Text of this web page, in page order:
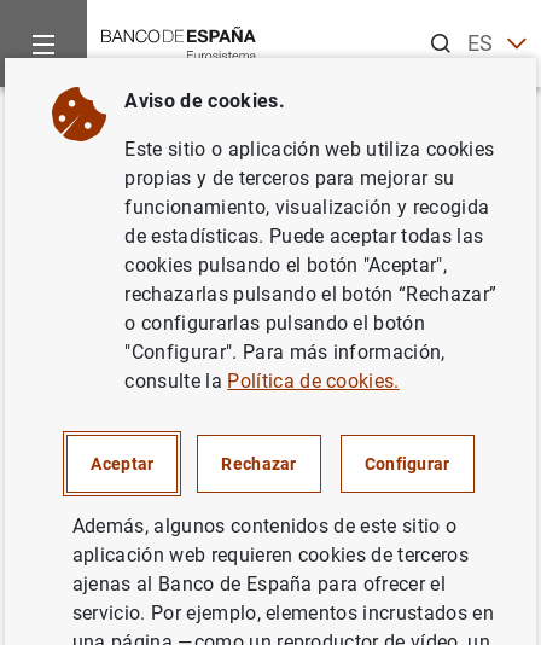
ESEN
Inicio Noticias y eventos
Volver
El Banco de España recupera la
atención presencial en todas
sus sedes mediante cita previa
BANCO DE ESPAÑA
El Banco de España recupera la atención
presencial en todas sus sedes mediante cita
previa (1MB)
Aviso de cookies.
Este sitio o aplicación web utiliza cookies
propias y de terceros para mejorar su
funcionamiento, visualización y recogida
de estadísticas. Puede aceptar todas las
cookies pulsando el botón "Aceptar",
rechazarlas pulsando el botón “Rechazar”
o configurarlas pulsando el botón
"Configurar". Para más información,
consulte la Política de cookies.
Aceptar Rechazar Configurar
Además, algunos contenidos de este sitio o
aplicación web requieren cookies de terceros
ajenas al Banco de España para ofrecer el
servicio. Por ejemplo, elementos incrustados en